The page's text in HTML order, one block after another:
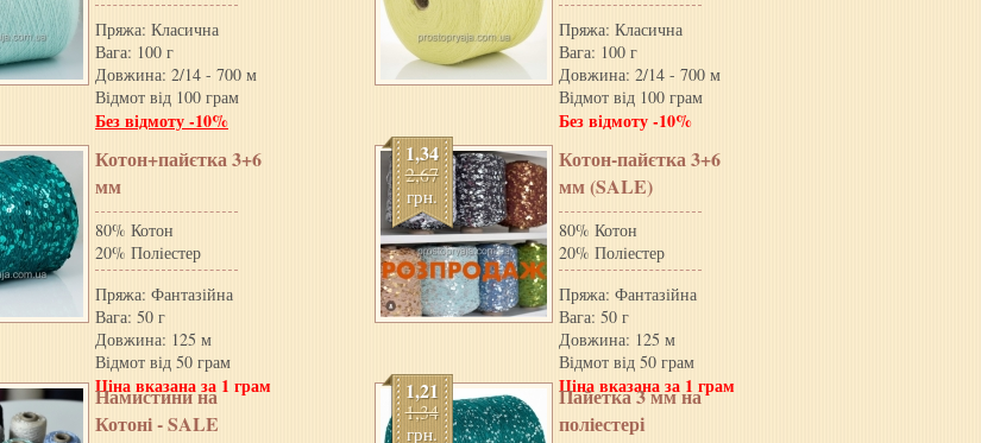
Пряжа: Класична
Вага: 100 г
Довжина: 2/14 - 700 м
Відмот від 100 грам
Без відмоту -10%
Пряжа: Класична
Вага: 100 г
Довжина: 2/14 - 700 м
Відмот від 100 грам
Без відмоту -10%
Котон+пайєтка 3+6
мм
80% Котон
20% Полiестер
Пряжа: Фантазійна
Вага: 50 г
Довжина: 125 м
Відмот від 50 грам
Ціна вказана за 1 грам
1,34
2,67
грн.
Котон-пайєтка 3+6
мм (SALE)
80% Котон
20% Полiестер
Пряжа: Фантазійна
Вага: 50 г
Довжина: 125 м
Відмот від 50 грам
Ціна вказана за 1 грам
Намистини на
Котонi - SALE
1,21
1,34
грн.
Пайетка 3 мм на
полiестері